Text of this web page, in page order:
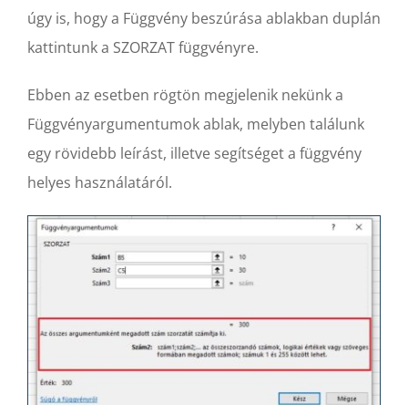
úgy is, hogy a Függvény beszúrása ablakban duplán
kattintunk a SZORZAT függvényre.
Ebben az esetben rögtön megjelenik nekünk a
Függvényargumentumok ablak, melyben találunk
egy rövidebb leírást, illetve segítséget a függvény
helyes használatáról.